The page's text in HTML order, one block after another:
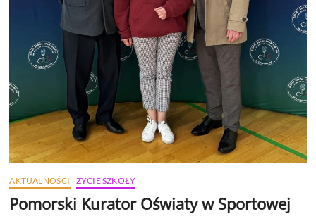
AKTUALNOŚCI ŻYCIE SZKOŁY
Pomorski Kurator Oświaty w Sportowej